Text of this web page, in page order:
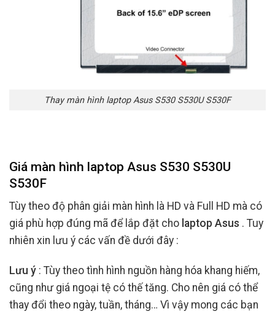
Thay màn hình laptop Asus S530 S530U S530F
Giá màn hình laptop Asus S530 S530U
S530F
Tùy theo độ phân giải màn hình là HD và Full HD mà có
giá phù hợp đúng mã để lắp đặt cho laptop Asus . Tuy
nhiên xin lưu ý các vấn đề dưới đây :
Lưu ý : Tùy theo tình hình nguồn hàng hóa khang hiếm,
cũng như giá ngoại tệ có thế tăng. Cho nên giá có thể
thay đổi theo ngày, tuần, tháng… Vì vậy mong các bạn